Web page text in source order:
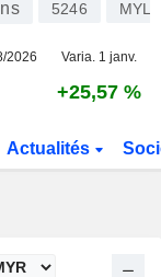
5246
2026 Varia. 1 janv.
+25,57 %
Actualités